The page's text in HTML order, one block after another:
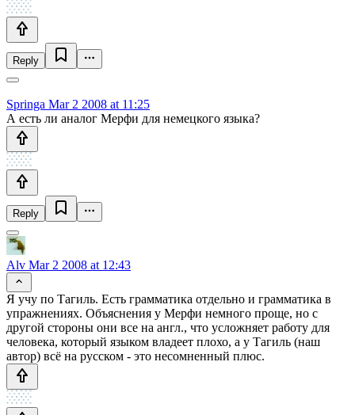
Reply
Springa Mar 2 2008 at 11:25
А есть ли аналог Мерфи для немецкого языка?
Reply
Alv Mar 2 2008 at 12:43
Я учу по Тагиль. Есть грамматика отдельно и грамматика в
упражнениях. Объяснения у Мерфи немного проще, но с
другой стороны они все на англ., что усложняет работу для
человека, который языком владеет плохо, а у Тагиль (наш
автор) всё на русском - это несомненный плюс.